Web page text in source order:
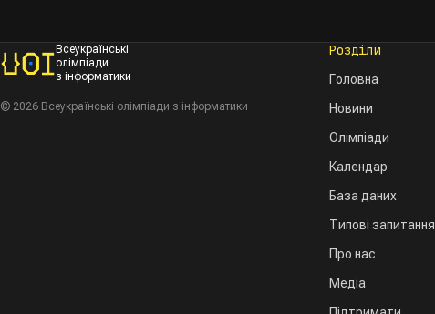
Всеукраїнські
олімпіади
з інформатики
© 2026 Всеукраїнські олімпіади з інформатики
Розділи
Головна
Новини
Олімпіади
Календар
База даних
Типові запитання
Про нас
Медіа